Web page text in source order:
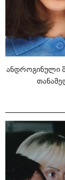
ანდროგინული